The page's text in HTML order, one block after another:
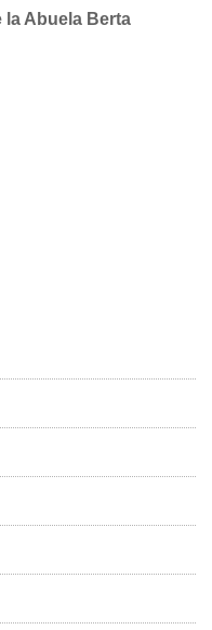
la Abuela Berta